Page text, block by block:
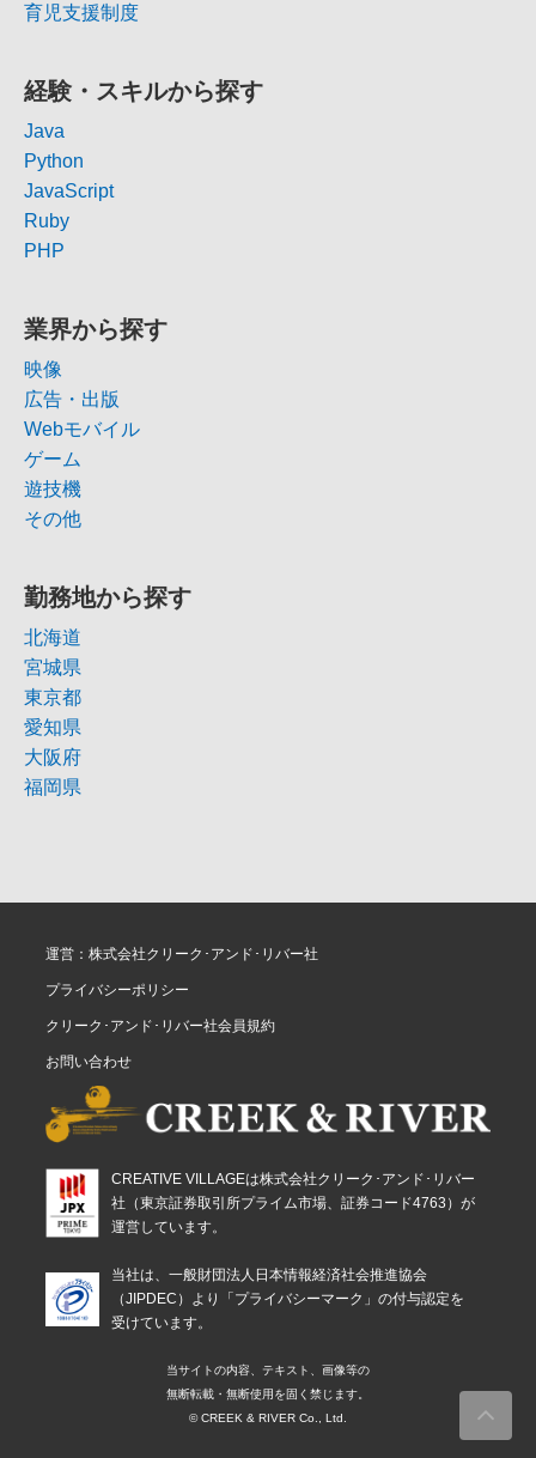
育児支援制度
経験・スキルから探す
Java
Python
JavaScript
Ruby
PHP
業界から探す
映像
広告・出版
Webモバイル
ゲーム
遊技機
その他
勤務地から探す
北海道
宮城県
東京都
愛知県
大阪府
福岡県
運営：株式会社クリーク･アンド･リバー社
プライバシーポリシー
クリーク･アンド･リバー社会員規約
お問い合わせ
CREATIVE VILLAGEは株式会社クリーク･アンド･リバー
社（東京証券取引所プライム市場、証券コード4763）が
運営しています。
当社は、一般財団法人日本情報経済社会推進協会
（JIPDEC）より「プライバシーマーク」の付与認定を
受けています。
当サイトの内容、テキスト、画像等の
無断転載・無断使用を固く禁じます。
© CREEK & RIVER Co., Ltd.